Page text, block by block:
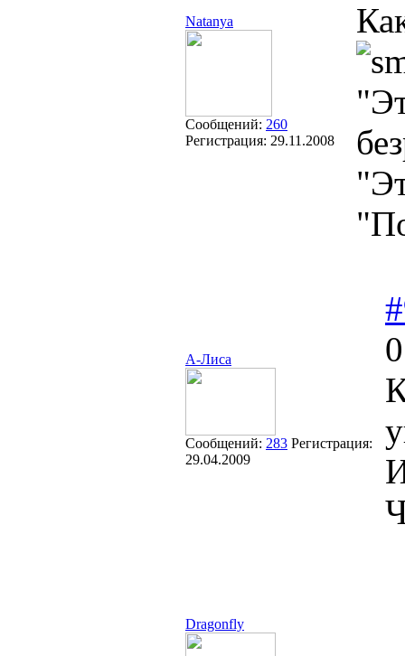
Natanya
Сообщений: 260
Регистрация: 29.11.2008
А-Лиса
Сообщений: 283 Регистрация:
29.04.2009
Dragonfly